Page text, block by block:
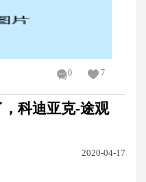
0 7
科迪亚克-途观
2020-04-17